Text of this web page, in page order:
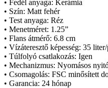
• Fedél anyaga: Kerámia
• Szín: Matt fehér
• Test anyaga: Réz
• Menetméret: 1.25”
• Flans átmérő: 6.8 cm
• Vízáteresztő képesség: 35
• Túlfolyó csatlakozás: Igen
• Mechanizmus: Nyomásos
• Csomagolás: FSC minősített
• Garancia: 24 hónap